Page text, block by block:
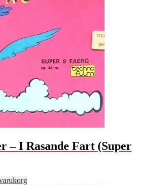
– I Rasande Fart (Super